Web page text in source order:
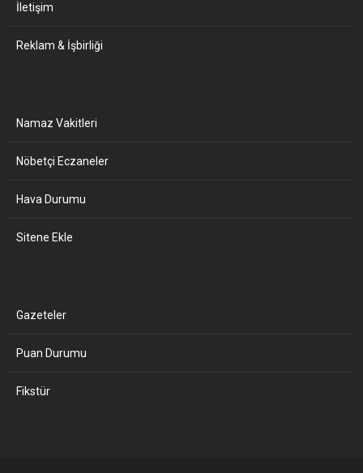
İletişim
Reklam & İşbirliği
Namaz Vakitleri
Nöbetçi Eczaneler
Hava Durumu
Sitene Ekle
Gazeteler
Puan Durumu
Fikstür